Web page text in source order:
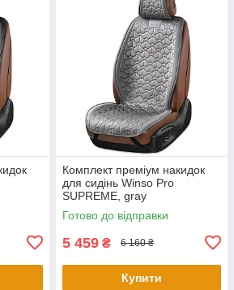
Комплект преміум накидок
для сидінь Winso Pro
SUPREME, gray
Готово до відправки
5 459 ₴ 6 160 ₴
Купити